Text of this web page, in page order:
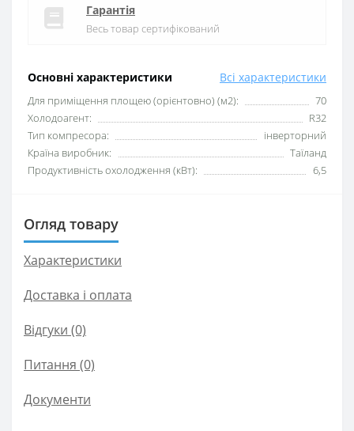
Основні характеристики Всі характеристики
Для приміщення площею (орієнтовно) (м2):
70
Xолодоагент:
R32
Тип компресора:
інверторний
Країна виробник:
Таїланд
Продуктивність охолодження (кВт):
6,5
Гарантія
Весь товар сертифікований
Огляд товару
Характеристики
Доставка і оплата
Відгуки (0)
Питання (0)
Документи